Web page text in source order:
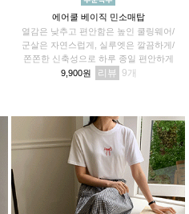
에어쿨 베이직 민소매탑
열감은 낮추고 편안함은 높인 쿨링웨어/
군살은 자연스럽게, 실루엣은 깔끔하게/
쫀쫀한 신축성으로 하루 종일 편안하게
9,900원
리뷰 9